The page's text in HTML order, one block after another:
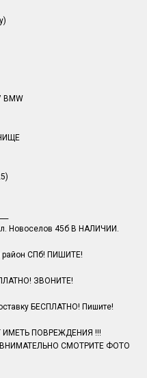
BMW
Новоселов 45б В НАЛИЧИИ.
район СПб! ПИШИТЕ!
ЗВОНИТЕ!
БЕСПЛАТНО! Пишите!
ИМЕТЬ ПОВРЕЖДЕНИЯ !!!
СМОТРИТЕ ФОТО